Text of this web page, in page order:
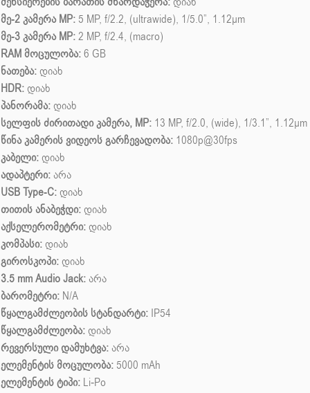
მე-2 კამერა MP: 5 MP, f/2.2, (ultrawide), 1/5.0”, 1.12µm
მე-3 კამერა MP:2 MP, f/2.4, (macro)
RAM მოცულობა:6 GB
ნათება: დიახ
HDR: დიახ
პანორამა: დიახ
სელფის ძირითადი კამერა, MP: 13 MP, f/2.0, (wide), 1/3.1”, 1.12µm
წინა კამერის ვიდეოს გარჩევადობა: 1080p@30fps
კაბელი: დიახ
ადაპტერი:არა
USB Type-C: დიახ
თითის ანაბეჭდი: დიახ
აქსელერომეტრი: დიახ
კომპასი: დიახ
გიროსკოპი: დიახ
3.5 mm Audio Jack:არა
ბარომეტრი: N/A
წყალგამძლეობის სტანდარტი: IP54
წყალგამძლეობა: დიახ
რევერსული დამუხტვა:არა
ელემენტის მოცულობა: 5000 mAh
ელემენტის ტიპი: Li-Po